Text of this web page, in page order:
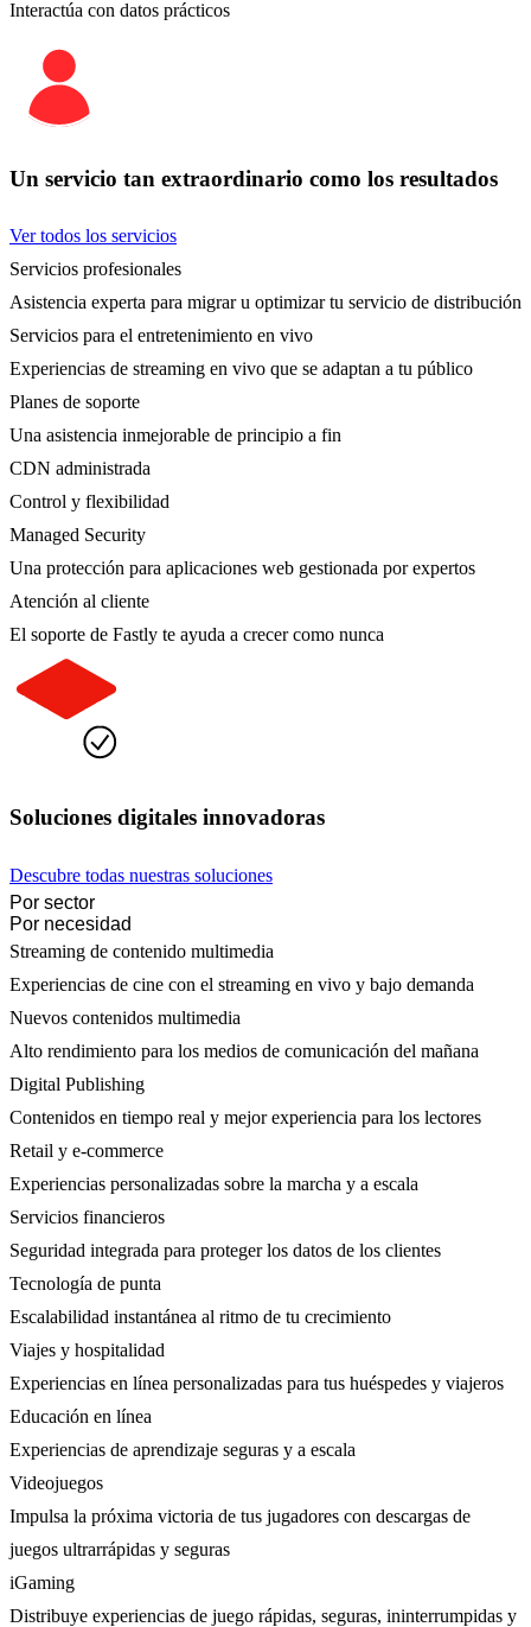
Interactúa con datos prácticos
Un servicio tan extraordinario como los resultados
Ver todos los servicios
Servicios profesionales
Asistencia experta para migrar u optimizar tu servicio de distribución
Servicios para el entretenimiento en vivo
Experiencias de streaming en vivo que se adaptan a tu público
Planes de soporte
Una asistencia inmejorable de principio a fin
CDN administrada
Control y flexibilidad
Managed Security
Una protección para aplicaciones web gestionada por expertos
Atención al cliente
El soporte de Fastly te ayuda a crecer como nunca
Soluciones digitales innovadoras
Descubre todas nuestras soluciones
Por sector
Por necesidad
Streaming de contenido multimedia
Experiencias de cine con el streaming en vivo y bajo demanda
Nuevos contenidos multimedia
Alto rendimiento para los medios de comunicación del mañana
Digital Publishing
Contenidos en tiempo real y mejor experiencia para los lectores
Retail y e-commerce
Experiencias personalizadas sobre la marcha y a escala
Servicios financieros
Seguridad integrada para proteger los datos de los clientes
Tecnología de punta
Escalabilidad instantánea al ritmo de tu crecimiento
Viajes y hospitalidad
Experiencias en línea personalizadas para tus huéspedes y viajeros
Educación en línea
Experiencias de aprendizaje seguras y a escala
Videojuegos
Impulsa la próxima victoria de tus jugadores con descargas de
juegos ultrarrápidas y seguras
iGaming
Distribuye experiencias de juego rápidas, seguras, ininterrumpidas y